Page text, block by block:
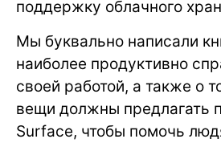
поддержку облачного
Мы буквально написали
наиболее продуктивно
своей работой, а также о
вещи должны предлагать
Surface, чтобы помочь